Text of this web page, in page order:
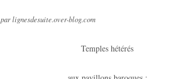
par lignesdesuite.over-blog.com
Temples hétérés